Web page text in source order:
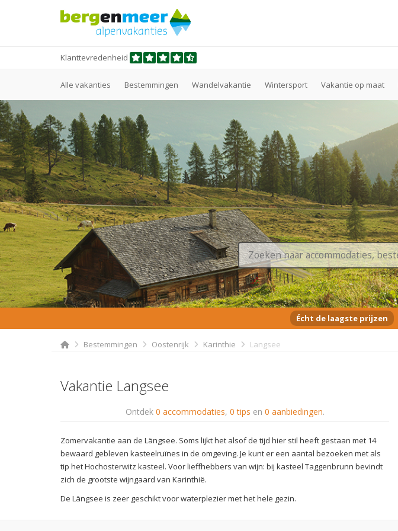
Klanttevredenheid
Alle vakanties Bestemmingen Wandelvakantie Wintersport Vakantie op maat
Écht de laagste prijzen
Bestemmingen Oostenrijk Karinthie Langsee
Vakantie Langsee
Ontdek 0 accommodaties, 0 tips en 0 aanbiedingen.
Zomervakantie aan de Längsee. Soms lijkt het alsof de tijd hier stil heeft gestaan met 14
bewaard gebleven kasteelruïnes in de omgeving. Je kunt er een aantal bezoeken met als
tip het Hochosterwitz kasteel. Voor lieffhebbers van wijn: bij kasteel Taggenbrunn bevindt
zich de grootste wijngaard van Karinthië.
De Längsee is zeer geschikt voor waterplezier met het hele gezin.